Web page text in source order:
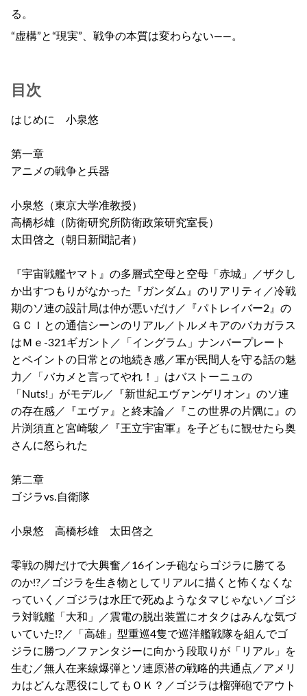
る。
“虚構”と“現実”、戦争の本質は変わらない――。
目次
はじめに 小泉悠
第一章
アニメの戦争と兵器
小泉悠（東京大学准教授）
高橋杉雄（防衛研究所防衛政策研究室長）
太田啓之（朝日新聞記者）
『宇宙戦艦ヤマト』の多層式空母と空母「赤城」／ザクし
か出すつもりがなかった『ガンダム』のリアリティ／冷戦
期のソ連の設計局は仲が悪いだけ／『パトレイバー2』の
ＧＣＩとの通信シーンのリアル／トルメキアのバカガラス
はＭｅ-321ギガント／「イングラム」ナンバープレート
とペイントの日常との地続き感／軍が民間人を守る話の魅
力／「バカメと言ってやれ！」はバストーニュの
「Nuts!」がモデル／『新世紀エヴァンゲリオン』のソ連
の存在感／『エヴァ』と終末論／『この世界の片隅に』の
片渕須直と宮崎駿／『王立宇宙軍』を子どもに観せたら奥
さんに怒られた
第二章
ゴジラvs.自衛隊
小泉悠 高橋杉雄 太田啓之
零戦の脚だけで大興奮／16インチ砲ならゴジラに勝てる
のか!?／ゴジラを生き物としてリアルに描くと怖くなくな
っていく／ゴジラは水圧で死ぬようなタマじゃない／ゴジ
ラ対戦艦「大和」／震電の脱出装置にオタクはみんな気づ
いていた!?／「高雄」型重巡4隻で巡洋艦戦隊を組んでゴ
ジラに勝つ／ファンタジーに向かう段取りが「リアル」を
生む／無人在来線爆弾とソ連原潜の戦略的共通点／アメリ
カはどんな悪役にしてもＯＫ？／ゴジラは榴弾砲でアウト